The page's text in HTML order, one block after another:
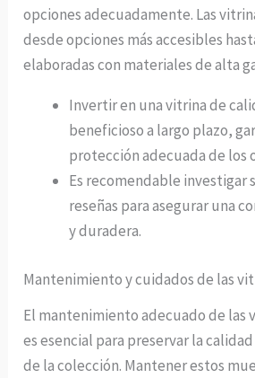
opciones adecuadamente. Las
desde opciones más accesibles
elaboradas con materiales de alta
Invertir en una vitrina de
beneficioso a largo plazo,
protección adecuada de los
Es recomendable investigar
reseñas para asegurar una
y duradera.
Mantenimiento y cuidados de las
El mantenimiento adecuado de las
es esencial para preservar la
de la colección. Mantener estos